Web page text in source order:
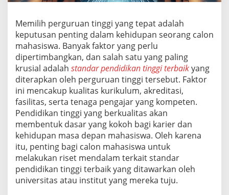
i
T
e
r
b
a
i
k
Memilih perguruan tinggi yang tepat adalah
keputusan penting dalam kehidupan seorang calon
mahasiswa. Banyak faktor yang perlu
dipertimbangkan, dan salah satu yang paling
krusial adalah standar pendidikan tinggi terbaikyang
diterapkan oleh perguruan tinggi tersebut. Faktor
ini mencakup kualitas kurikulum, akreditasi,
fasilitas, serta tenaga pengajar yang kompeten.
Pendidikan tinggi yang berkualitas akan
membentuk dasar yang kokoh bagi karier dan
kehidupan masa depan mahasiswa. Oleh karena
itu, penting bagi calon mahasiswa untuk
melakukan riset mendalam terkait standar
pendidikan tinggi terbaik yang ditawarkan oleh
universitas atau institut yang mereka tuju.